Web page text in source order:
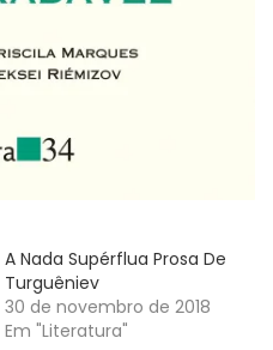
A Nada Supérflua Prosa De
Turguêniev
30 de novembro de 2018
Em "Literatura"